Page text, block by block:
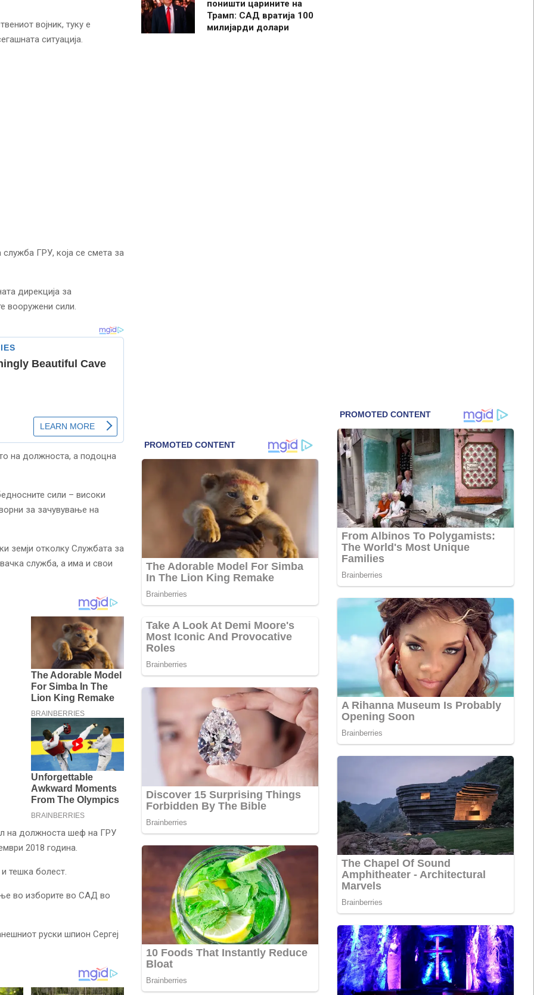
војник, туку е
ситуација.
ГРУ, која се смета за
дирекција за
вооружени сили.
на должноста, а подоцна
сили – високи
за зачувување на
земји отколку Службата за
служба, а има и свои
на должноста шеф на ГРУ
2018 година.
тешка болест.
во изборите во САД во
руски шпион Сергеј
поништи царините на
Трамп: САД вратија 100
милијарди долари